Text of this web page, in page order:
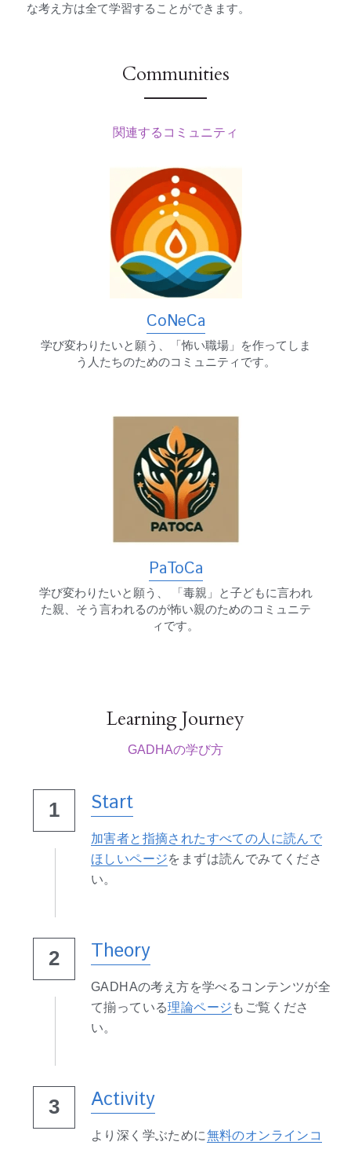
な考え方は全て学習することができます。
Communities
関連するコミュニティ
CoNeCa
学び変わりたいと願う、「怖い職場」を作ってしま
う人たちのためのコミュニティです。
PaToCa
学び変わりたいと願う、 「毒親」と子どもに言われ
た親、そう言われるのが怖い親のためのコミュニテ
ィです。
Learning Journey
GADHAの学び方
1 Start
加害者と指摘されたすべての人に読んで
ほしいページをまずは読んでみてくださ
い。
2 Theory
GADHAの考え方を学べるコンテンツが全
て揃っている理論ページ もご覧くださ
い。
3 Activity
より深く学ぶために無料のオンラインコ